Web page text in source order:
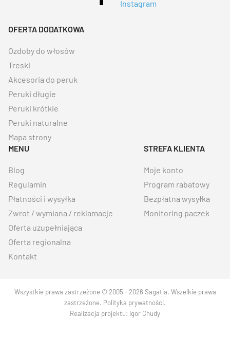
OFERTA DODATKOWA
Ozdoby do włosów
Treski
Akcesoria do peruk
Peruki długie
Peruki krótkie
Peruki naturalne
Mapa strony
MENU
Blog
Regulamin
Płatności i wysyłka
Zwrot / wymiana / reklamacje
Oferta uzupełniająca
Oferta regionalna
Kontakt
STREFA KLIENTA
Moje konto
Program rabatowy
Bezpłatna wysyłka
Monitoring paczek
Wszystkie prawa zastrzeżone © 2005 - 2026 Sagatia. Wszelkie prawa
zastrzeżone. Polityka prywatności.
Realizacja projektu: Igor Chudy